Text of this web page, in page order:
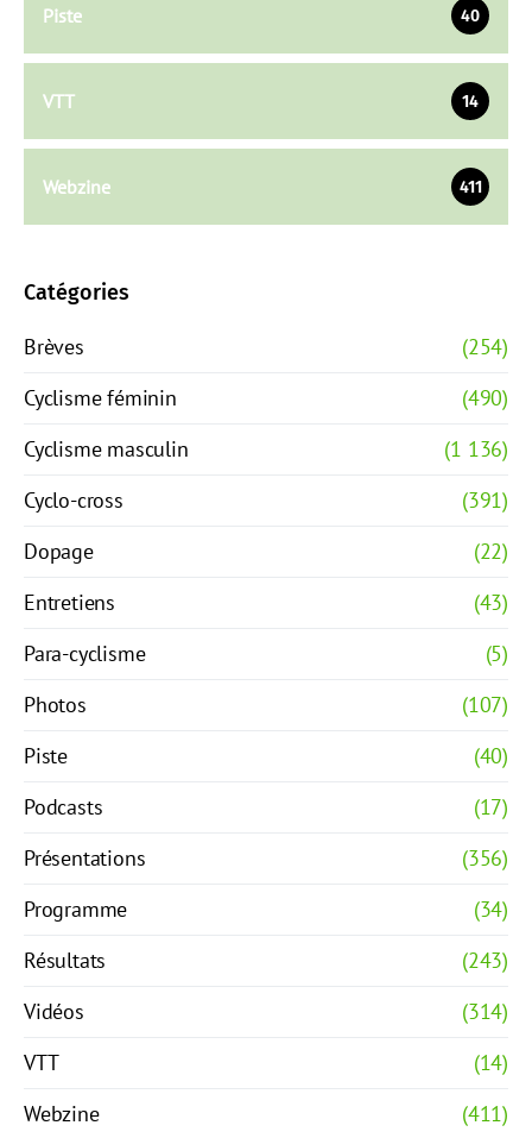
Piste 40
VTT 14
Webzine 411
Catégories
Brèves
(254)
Cyclisme féminin
(490)
Cyclisme masculin
(1 136)
Cyclo-cross
(391)
Dopage
(22)
Entretiens
(43)
Para-cyclisme
(5)
Photos
(107)
Piste
(40)
Podcasts
(17)
Présentations
(356)
Programme
(34)
Résultats
(243)
Vidéos
(314)
VTT
(14)
Webzine
(411)